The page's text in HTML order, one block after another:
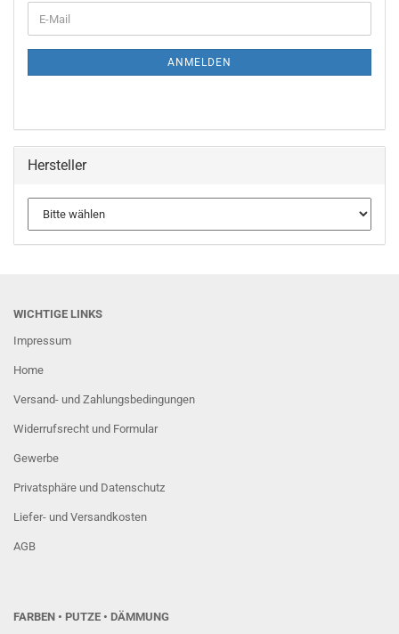
ZUR
E-
Mail
ANMELDEN
Hersteller
WICHTIGE LINKS
Impressum
Home
Versand- und Zahlungsbedingungen
Widerrufsrecht und Formular
Gewerbe
Privatsphäre und Datenschutz
Liefer- und Versandkosten
AGB
FARBEN • PUTZE • DÄMMUNG